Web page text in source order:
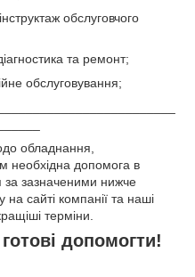
обслуговчого
та ремонт;
обслуговування;
обладнання,
необхідна допомога в
за зазначеними нижче
сайті компанії та наші
терміни.
допомогти!